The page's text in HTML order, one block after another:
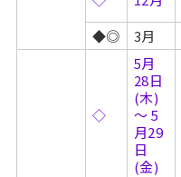
◆◎
3月
◇
5月
28日
(木)
～ 5
月29
日
(金)